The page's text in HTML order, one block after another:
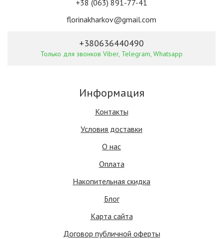
+38 (063) 891-77-41
florinakharkov@gmail.com
+380636440490
Только для звонков Viber, Telegram, Whatsapp
Информация
Контакты
Условия доставки
О нас
Оплата
Накопительная скидка
Блог
Карта сайта
Договор публичной оферты